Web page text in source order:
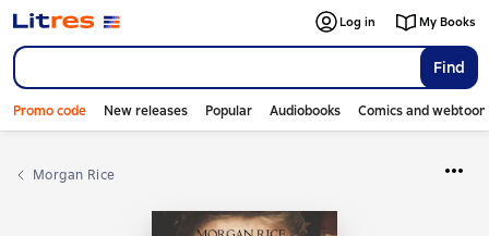
Find
Log in My Books
Promo code New releases Popular Audiobooks Comics and
Morgan Rice